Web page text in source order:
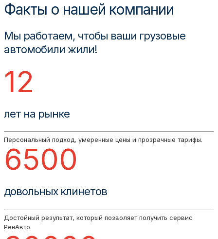
Факты о нашей компании
Мы работаем, чтобы ваши грузовые
автомобили жили!
12
лет на рынке
Персональный подход, умеренные цены и прозрачные тарифы.
6500
довольных клинетов
Достойный результат, который позволяет получить сервис
РенАвто.